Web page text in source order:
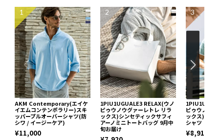
1
AKM Contemporary(エイケ
イエムコンテンポラリー)スキ
ッパープルオーバーシャツ(防
シワ / イージーケア)
¥11,000
2
1PIU1UGUALE3 RELAX(ウノ
ピゥウノウグァーレトレ リラ
ックス)シンセティックサフィ
アーノミニトートバッグ 9月中
旬お届け
3
ピゥウノウ
ックス)ブロ
シャツ
¥8,910